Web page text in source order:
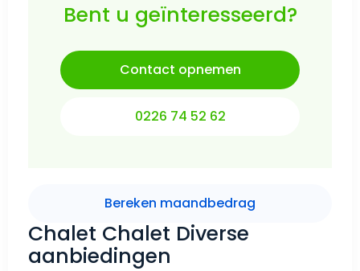
Chalet Chalet Diverse
aanbiedingen
Bent u geïnteresseerd?
Contact opnemen
0226 74 52 62
Bereken maandbedrag